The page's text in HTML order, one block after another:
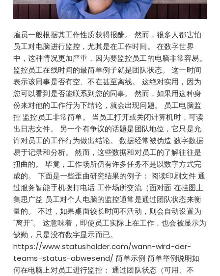
雇员一般根据其工作性质获得报酬。 然而，很多人都害怕
员工对电脑进行监控，尤其是在工作时间。 在数字世界
中，这种情况更加严重，因为要监控员工的电脑非常容易。
监控员工在线时间的最简单例子就是团队状态。 这一时间
表示该同事是否有空、不在甚至离线。 这绝对实用，因为
您可以看到是否能联系到您的同事。 然而，如果用这种身
份来对他的工作行为下结论，就会出现问题。 员工电脑监
控 监控员工非常简单。 当员工打开或关闭计算机时，可读
出日志文件。 另一个有争议的话题是团队地位，它只是允
许对员工的工作行为做出结论。 数据经常被伪造 数字数据
易于记录和分析。 然而，这些数据和对员工的了解往往是
扭曲的。 毕竟，工作场所仍有许多任务不是以数字方式完
成的。 下面是一些歪曲研究结果的例子： 阅读印刷文件 通
过服务智能手机拨打电话 工作场所交流（面对面 在挂图上
集思广益 员工对个人电脑的监控通常是通过团队状态来衡
量的。 不过，如果桌面较长时间不活动，则会自动设置为
"离开"。 这意味着，即使员工实际上在工作，也会被显示为
缺勤，只是没有数字显示而已。
https://www.statusholder.com/wann-wird-der-
teams-status-abwesend/ 简单示例 简单举例说明如
何在电脑上对员工进行监控： 通过团队状态（可用、不